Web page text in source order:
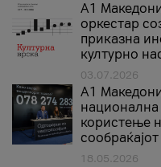
А1
оркестар
приказна
културно
03.07.2026
A1
користење
сообраќајот
18.05.2026